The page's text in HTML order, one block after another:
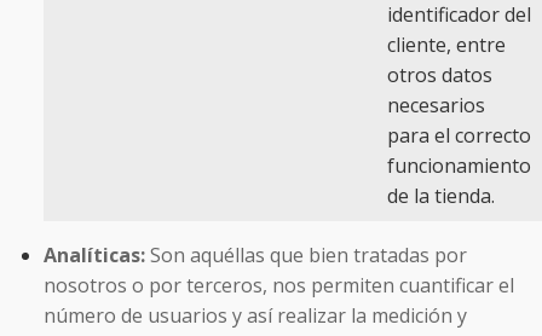
identificador del
cliente, entre
otros datos
necesarios
para el correcto
funcionamiento
de la tienda.
Analíticas:Son aquéllas que bien tratadas por
nosotros o por terceros, nos permiten cuantificar el
número de usuarios y así realizar la medición y